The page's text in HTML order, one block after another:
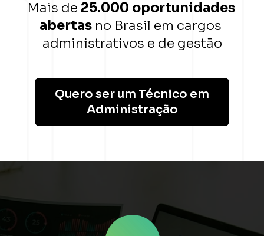
Mais de 25.000 oportunidades
abertas no Brasil em cargos
administrativos e de gestão
Quero ser um Técnico em
Administração